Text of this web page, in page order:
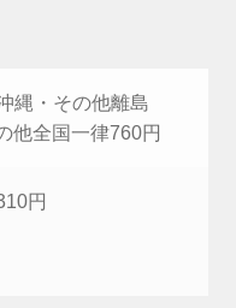
縄・その他離島
他全国一律760円
円